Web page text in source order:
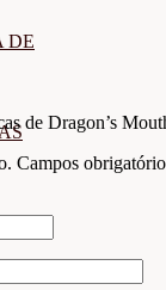
DE
de Dragon’s
Campos